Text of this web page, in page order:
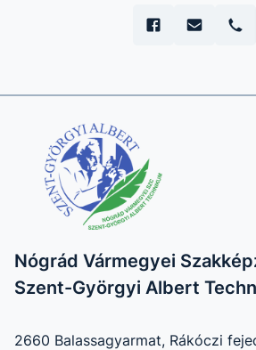
Nógrád Vármegyei
Szent-Györgyi Albert
2660 Balassagyarmat, Rákóczi